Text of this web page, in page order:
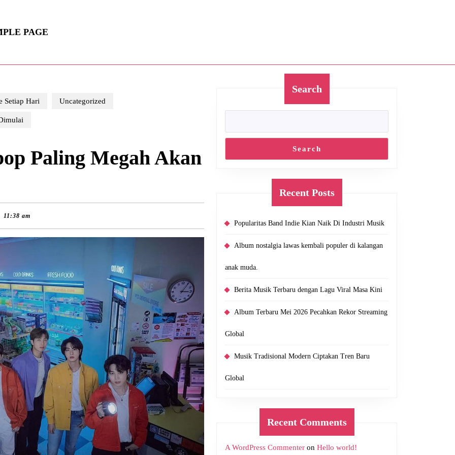
PAGE
Setiap Hari Uncategorized
Paling Megah Akan
11:38 am
Search
Search
Recent Posts
Popularitas Band Indie Kian Naik Di Industri Musik
Album nostalgia lawas kembali populer di kalangan
anak muda.
Berita Musik Terbaru dengan Lagu Viral Masa Kini
Album Terbaru Mei 2026 Pecahkan Rekor Streaming
Global
Musik Tradisional Modern Ciptakan Tren Baru
Global
Recent Comments
A WordPress Commenter on Hello world!